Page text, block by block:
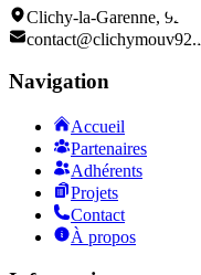
Clichy-la-Garenne, 92110
contact@clichymouv92.fr
Navigation
Accueil
Partenaires
Adhérents
Projets
Contact
À propos